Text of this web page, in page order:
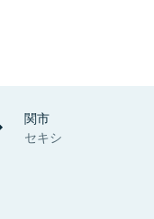
関市
セキシ